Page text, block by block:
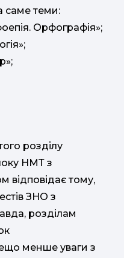
саме теми:
Орфографія»;
розділу
НМТ з
відповідає тому,
ЗНО з
розділам
менше уваги з